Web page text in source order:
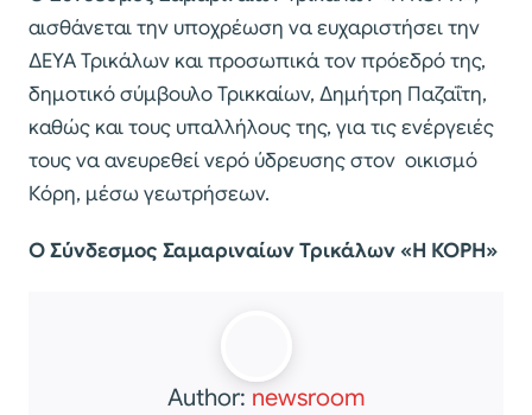
αισθάνεται την υποχρέωση να ευχαριστήσει την
ΔΕΥΑ Τρικάλων και προσωπικά τον πρόεδρό της,
δημοτικό σύμβουλο Τρικκαίων, Δημήτρη Παζαΐτη,
καθώς και τους υπαλλήλους της, για τις ενέργειές
τους να ανευρεθεί νερό ύδρευσης στον οικισμό
Κόρη, μέσω γεωτρήσεων.
Ο Σύνδεσμος Σαμαριναίων Τρικάλων «Η ΚΟΡΗ»
Author: newsroom